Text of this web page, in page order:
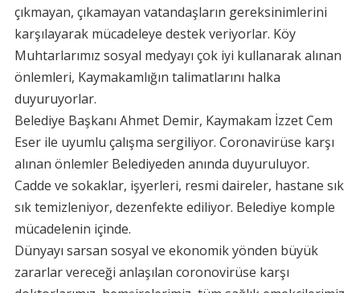
çıkmayan, çıkamayan vatandaşların gereksinimlerini
karşılayarak mücadeleye destek veriyorlar. Köy
Muhtarlarımız sosyal medyayı çok iyi kullanarak alınan
önlemleri, Kaymakamlığın talimatlarını halka
duyuruyorlar.
Belediye Başkanı Ahmet Demir, Kaymakam İzzet Cem
Eser ile uyumlu çalışma sergiliyor. Coronavirüse karşı
alınan önlemler Belediyeden anında duyuruluyor.
Cadde ve sokaklar, işyerleri, resmi daireler, hastane sık
sık temizleniyor, dezenfekte ediliyor. Belediye komple
mücadelenin içinde.
Dünyayı sarsan sosyal ve ekonomik yönden büyük
zararlar vereceği anlaşılan coronovirüse karşı